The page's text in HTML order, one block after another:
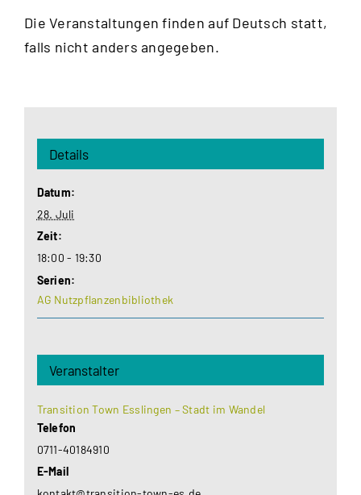
Die Veranstaltungen finden auf Deutsch statt,
falls nicht anders angegeben.
Details
Datum:
28. Juli
Zeit:
18:00 - 19:30
Serien:
AG Nutzpflanzenbibliothek
Veranstalter
Transition Town Esslingen – Stadt im Wandel
Telefon
0711-40184910
E-Mail